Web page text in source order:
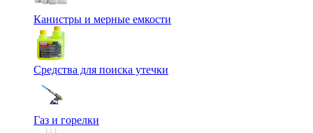
Канистры и мерные емкости
Средства для поиска утечки
Газ и горелки